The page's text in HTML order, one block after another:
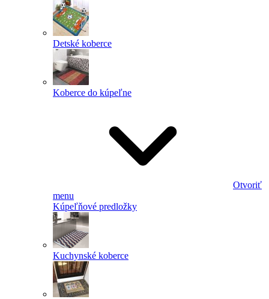
Detské koberce
Koberce do kúpeľne
Otvoriť
menu
Kúpeľňové predložky
Kuchynské koberce